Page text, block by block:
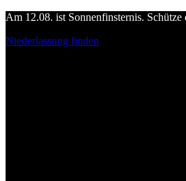
Am 12.08. ist Sonnenfinsternis.
Niederlassung finden